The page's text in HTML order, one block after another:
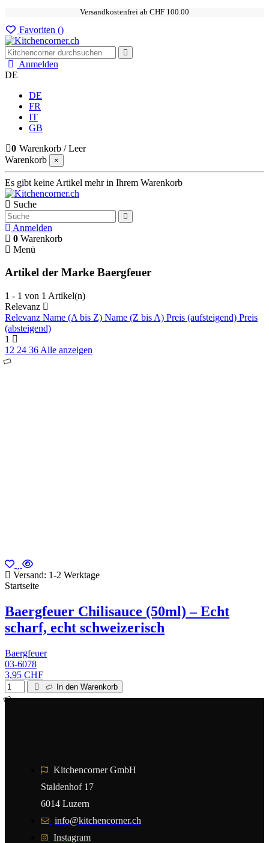
Versandkostenfrei ab CHF 100.00
Favoriten ()
Anmelden
DE
DE
FR
IT
GB
0 Warenkorb /Leer
Warenkorb
×
Es gibt keine Artikel mehr in Ihrem Warenkorb
Suche
Anmelden
0 Warenkorb
Menü
Artikel der Marke Baergfeuer
1 - 1 von 1 Artikel(n)
Relevanz
Relevanz Name (A bis Z) Name (Z bis A) Preis (aufsteigend) Preis
(absteigend)
1
12 24 36 Alle anzeigen
Versand: 1-2 Werktage
Startseite
Baergfeuer Chilisauce (50ml) – Echt
scharf, echt schweizerisch
Baergfeuer
03-6078
3,95 CHF
In den Warenkorb
Kitchencorner GmbH
Staldenhof 17
6014 Luzern
info@kitchencorner.ch
Instagram